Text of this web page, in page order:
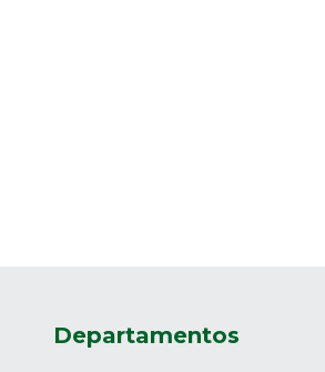
Departamentos